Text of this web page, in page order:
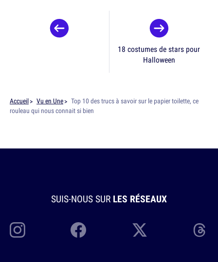
18 costumes de stars pour
Halloween
Accueil Vu en Une
Top 10 des trucs à savoir sur le papier toilette, ce
rouleau qui nous connait si bien
SUIS-NOUS SUR LES RÉSEAUX